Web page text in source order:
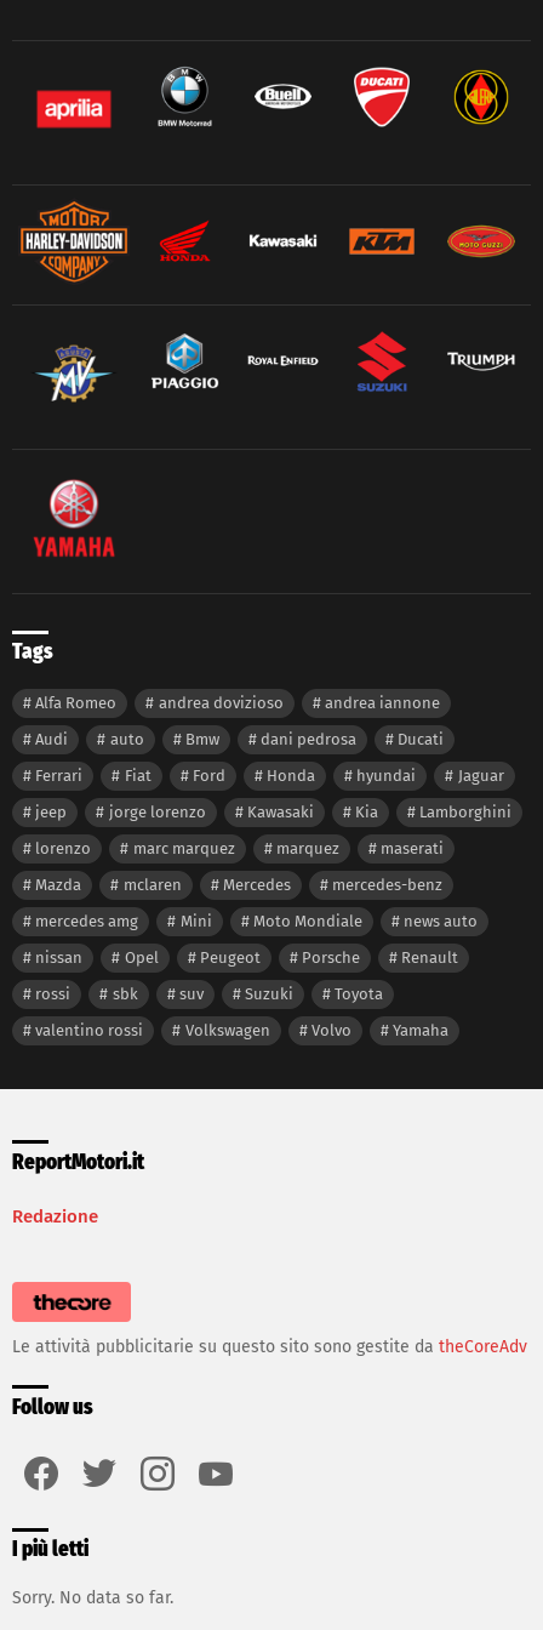
Tags
Alfa Romeo andrea dovizioso
andrea iannone
Audi
auto Bmw dani pedrosa
Ducati
Ferrari
Fiat Ford Honda hyundai
Jaguar
jeep
jorge lorenzo Kawasaki Kia
Lamborghini
lorenzo
marc marquez marquez
maserati
Mazda
mclaren Mercedes
mercedes-benz
mercedes amg
Mini Moto Mondiale
news auto
nissan
Opel Peugeot Porsche
Renault
rossi
sbk suv Suzuki
Toyota
valentino rossi
Volkswagen Volvo Yamaha
ReportMotori.it
Redazione
Le attività pubblicitarie su questo sito sono gestite da theCoreAdv
Follow us
I più letti
Sorry. No data so far.